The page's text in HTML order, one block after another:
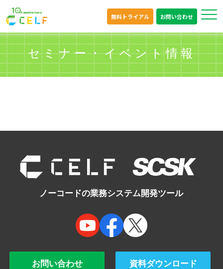
無料トライアル お問い合わせ
セミナー・イベント情報
ノーコードの業務システム開発ツール
お問い合わせ 資料ダウンロード